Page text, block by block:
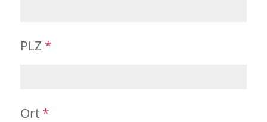
PLZ *
Ort *